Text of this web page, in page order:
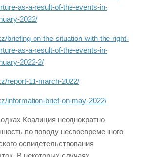
as-a-result-of-the-events-in-
2022/
briefing-on-the-situation-with-the-right-
as-a-result-of-the-events-in-
2022-2/
report-11-march-2022/
information-brief-on-may-2022/
Коалиция неоднократно
по поводу несвоевременного
освидетельствования
В некоторых случаях